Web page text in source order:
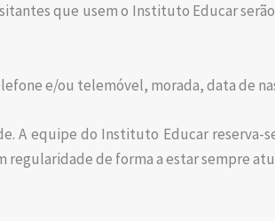
que usem o Instituto Educar
e/ou telemóvel, morada, data de
A equipe do Instituto Educar reserva-
de forma a estar sempre